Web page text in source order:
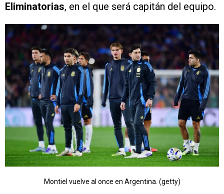
Eliminatorias, en el que será capitán del equipo.
Montiel vuelve al once en Argentina. (getty)